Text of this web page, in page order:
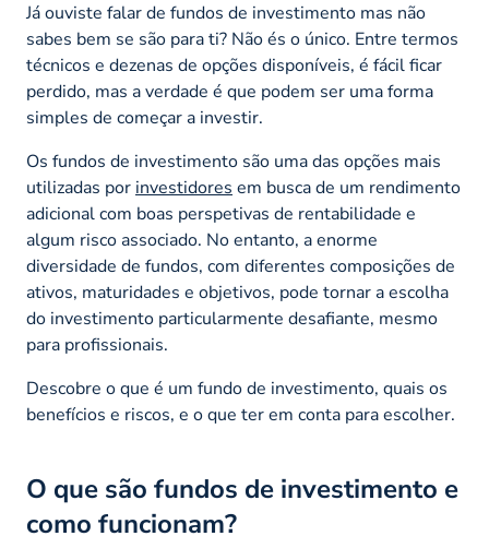
Já ouviste falar de fundos de investimento mas não
sabes bem se são para ti? Não és o único. Entre termos
técnicos e dezenas de opções disponíveis, é fácil ficar
perdido, mas a verdade é que podem ser uma forma
simples de começar a investir.
Os fundos de investimento são uma das opções mais
utilizadas por investidores em busca de um rendimento
adicional com boas perspetivas de rentabilidade e
algum risco associado. No entanto, a enorme
diversidade de fundos, com diferentes composições de
ativos, maturidades e objetivos, pode tornar a escolha
do investimento particularmente desafiante, mesmo
para profissionais.
Descobre o que é um fundo de investimento, quais os
benefícios e riscos, e o que ter em conta para escolher.
O que são fundos de investimento e
como funcionam?